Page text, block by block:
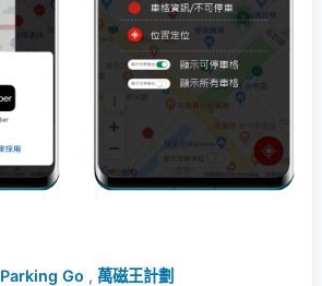
Parking Go , 萬磁王計劃